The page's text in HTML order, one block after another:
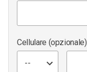
Cellulare (opzionale)